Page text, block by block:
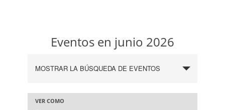
Eventos en junio 2026
MOSTRAR LA BÚSQUEDA DE EVENTOS
VER COMO